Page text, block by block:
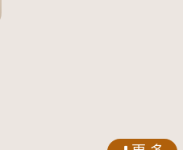
傷日本戰